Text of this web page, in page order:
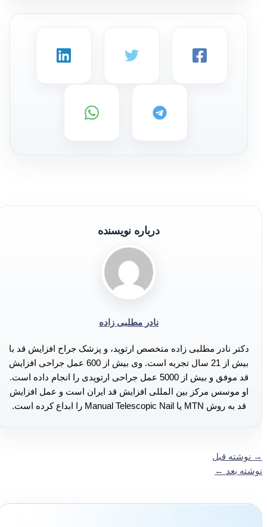
درباره نویسنده
نادر مطلبی زاده
دکتر نادر مطلبی زاده متخصص ارتوپد، و پزشک جراح افزایش قد با
بیش از 21 سال تجربه است. وی بیش از 600 عمل جراحی افزایش
قد موفق و بیش از 5000 عمل جراحی ارتوپدی را انجام داده است.
او موسس مرکز بین المللی افزایش قد ایران است و عمل افزایش
قد به روش MTN یا Manual Telescopic Nail را ابداع کرده است.
→نوشته قبل
نوشته بعد←